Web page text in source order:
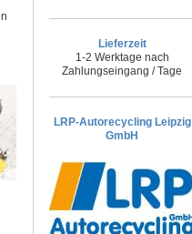
Lieferzeit
1-2 Werktage nach
Zahlungseingang / Tage
LRP-Autorecycling Leipzig
GmbH